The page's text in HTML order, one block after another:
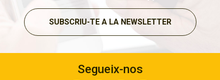
SUBSCRIU-TE A LA NEWSLETTER
Segueix-nos